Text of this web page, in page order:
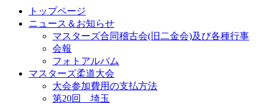
トップページ
ニュース＆お知らせ
マスターズ合同稽古会(旧二金会)及び各種行事
会報
フォトアルバム
マスターズ柔道大会
大会参加費用の支払方法
第20回 埼玉